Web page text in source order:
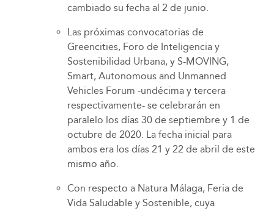
cambiado su fecha al 2 de junio.
Las próximas convocatorias de
Greencities, Foro de Inteligencia y
Sostenibilidad Urbana, y S-MOVING,
Smart, Autonomous and Unmanned
Vehicles Forum -undécima y tercera
respectivamente- se celebrarán en
paralelo los días 30 de septiembre y 1 de
octubre de 2020. La fecha inicial para
ambos era los días 21 y 22 de abril de este
mismo año.
Con respecto a Natura Málaga, Feria de
Vida Saludable y Sostenible, cuya